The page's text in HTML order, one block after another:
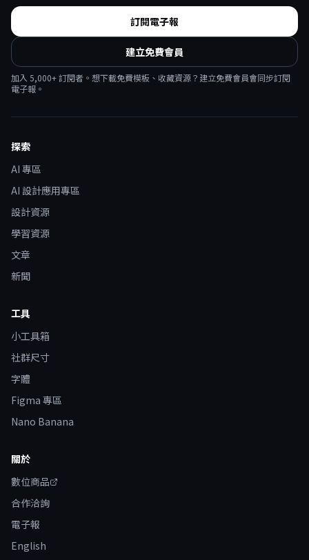
訂閱電子報
建立免費會員
加入5,000+ 訂閱者。想下載免費模板、收藏資源？建立免費會員會同步訂閱
電子報。
探索
AI 專區
AI 設計應用專區
設計資源
學習資源
文章
新聞
工具
小工具箱
社群尺寸
字體
Figma 專區
Nano Banana
關於
數位商品
合作洽詢
電子報
English